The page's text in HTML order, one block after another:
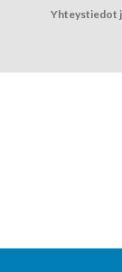
Yhteystiedot